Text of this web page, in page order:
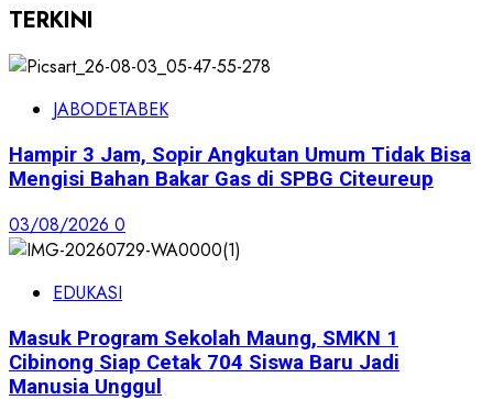
TERKINI
JABODETABEK
Hampir 3 Jam, Sopir Angkutan Umum Tidak Bisa
Mengisi Bahan Bakar Gas di SPBG Citeureup
03/08/2026 0
EDUKASI
Masuk Program Sekolah Maung, SMKN 1
Cibinong Siap Cetak 704 Siswa Baru Jadi
Manusia Unggul